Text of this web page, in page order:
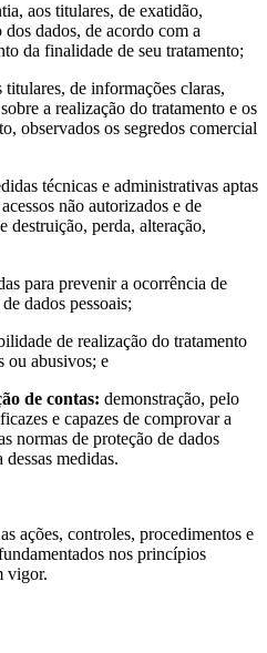
aos titulares, de exatidão,
dados, de acordo com a
da finalidade de seu tratamento;
titulares, de informações claras,
a realização do tratamento e os
observados os segredos comercial
técnicas e administrativas aptas
não autorizados e de
destruição, perda, alteração,
para prevenir a ocorrência de
dados pessoais;
de realização do tratamento
ou abusivos; e
de contas: demonstração, pelo
e capazes de comprovar a
normas de proteção de dados
medidas.
ações, controles, procedimentos e
nos princípios
vigor.